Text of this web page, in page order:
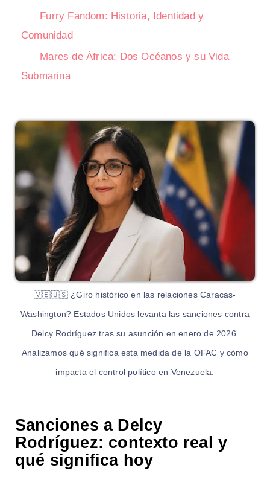
Furry Fandom: Historia, Identidad y
Comunidad
Mares de África: Dos Océanos y su Vida
Submarina
🇻🇪🇺🇸 ¿Giro histórico en las relaciones Caracas-
Washington? Estados Unidos levanta las sanciones contra
Delcy Rodríguez tras su asunción en enero de 2026.
Analizamos qué significa esta medida de la OFAC y cómo
impacta el control político en Venezuela.
Sanciones a Delcy
Rodríguez: contexto real y
qué significa hoy